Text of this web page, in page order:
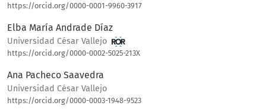
https://orcid.org/0000-0001-9960-3917
Elba María Andrade Díaz
Universidad César Vallejo
https://orcid.org/0000-0002-5025-213X
Ana Pacheco Saavedra
Universidad César Vallejo
https://orcid.org/0000-0003-1948-9523